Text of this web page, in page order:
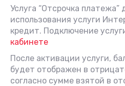
Услуга “Отсрочка
использования услуги
кредит. Подключение
кабинете
После активации услуги,
будет отображен в
согласно сумме взятой в